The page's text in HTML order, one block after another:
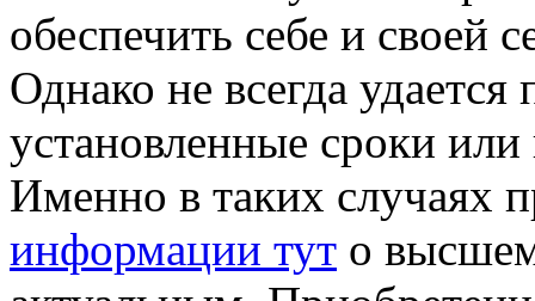
обеспечить себе и своей
Однако не всегда
установленные сроки или
Именно в таких случаях
информации тут о